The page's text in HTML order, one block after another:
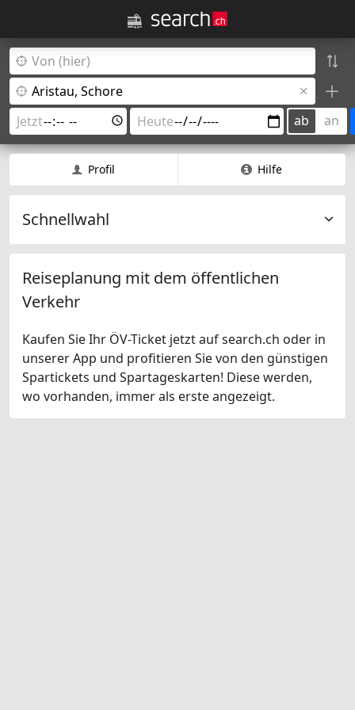
ab an
Profil Hilfe
Schnellwahl
Reiseplanung mit dem öffentlichen
Verkehr
Kaufen Sie Ihr ÖV-Ticket jetzt auf search.ch oder in
unserer App und profitieren Sie von den günstigen
Spartickets und Spartageskarten! Diese werden,
wo vorhanden, immer als erste angezeigt.